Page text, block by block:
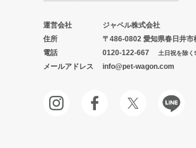
運営会社
ジャペル株式会社
住所
〒486-0802 愛知県春日井
電話
0120-122-667 土日祝を除
メールアドレス info@pet-wagon.com